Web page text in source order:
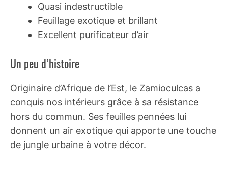
Quasi indestructible
Feuillage exotique et brillant
Excellent purificateur d’air
Un peu d’histoire
Originaire d’Afrique de l’Est, le Zamioculcas a
conquis nos intérieurs grâce à sa résistance
hors du commun. Ses feuilles pennées lui
donnent un air exotique qui apporte une touche
de jungle urbaine à votre décor.